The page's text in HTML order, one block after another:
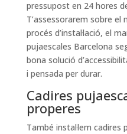
pressupost en 24 hores
T’assessorarem sobre el
procés d’instal·lació, el
pujaescales Barcelona
bona solució
i pensada per durar.
Cadires
properes
També instal·lem cadires